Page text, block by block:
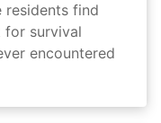
residents find
for survival
encountered